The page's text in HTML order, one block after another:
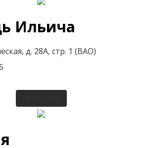
Ильича
д. 28А, стр. 1 (ВАО)